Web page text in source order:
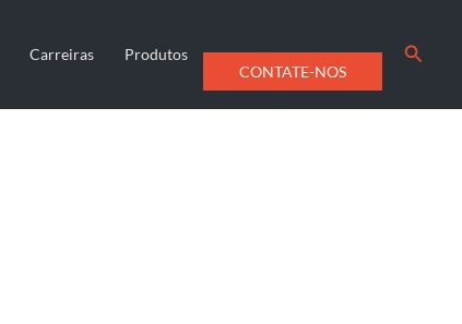
Carreiras
Produtos
CONTATE-NOS